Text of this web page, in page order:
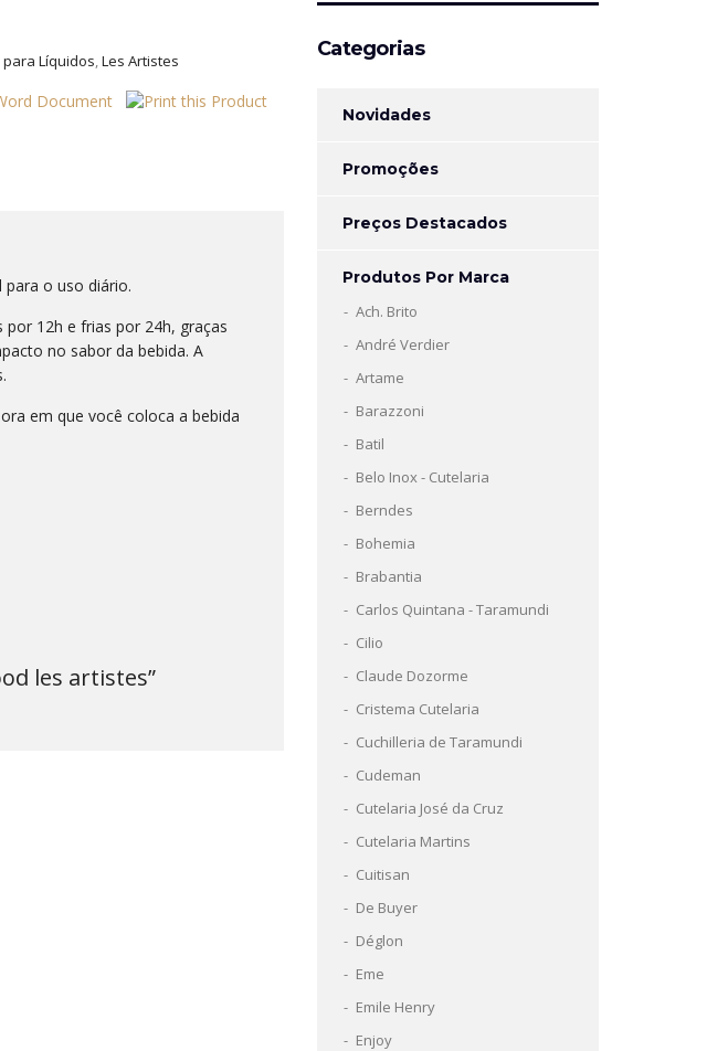
Líquidos,Les Artistes
para o uso diário.
12h e frias por 24h, graças
no sabor da bebida. A
em que você coloca a bebida
les artistes”
Categorias
Novidades
Promoções
Preços Destacados
Produtos Por Marca
Ach. Brito
André Verdier
Artame
Barazzoni
Batil
Belo Inox - Cutelaria
Berndes
Bohemia
Brabantia
Carlos Quintana - Taramundi
Cilio
Claude Dozorme
Cristema Cutelaria
Cuchilleria de Taramundi
Cudeman
Cutelaria José da Cruz
Cutelaria Martins
Cuitisan
De Buyer
Déglon
Eme
Emile Henry
Enjoy